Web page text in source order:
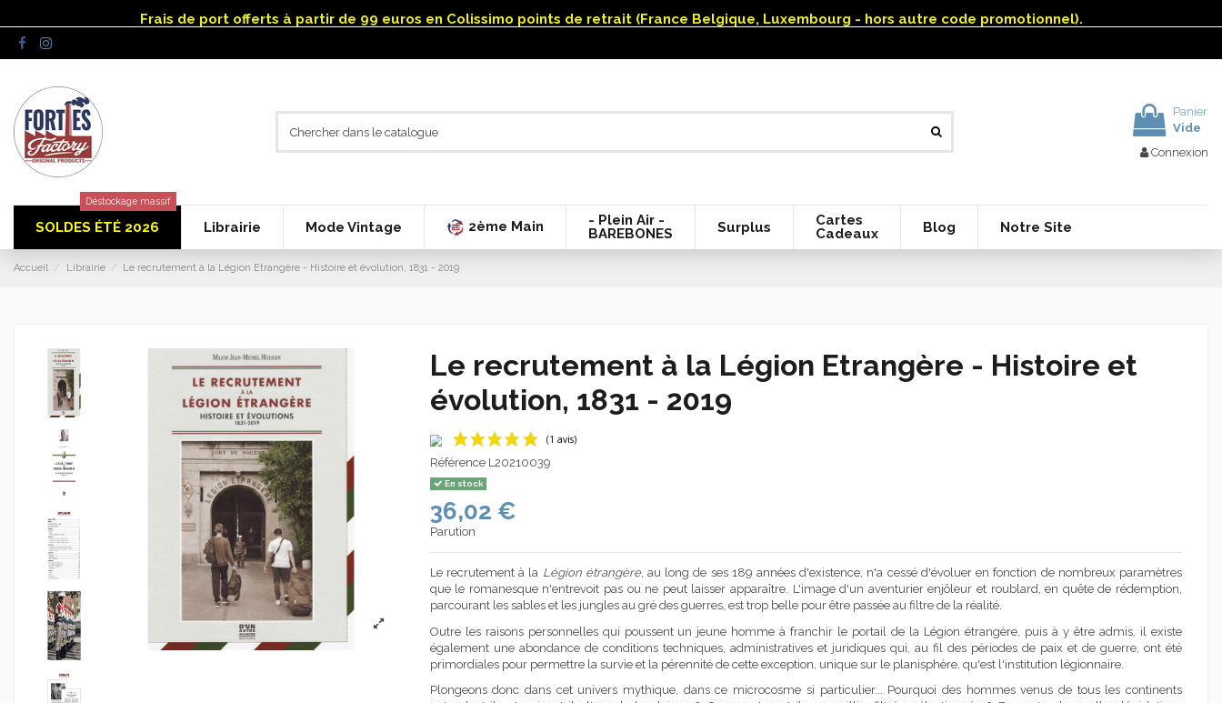
Frais de port offerts à partir de 99 euros en Colissimo points de retrait (France Belgique, Luxembourg - hors autre code promotionnel).
Panier
Vide
Connexion
SOLDES ÉTÉ 2026
Déstockage massif
Librairie Mode Vintage 2ème Main
- Plein Air -
BAREBONES
Surplus
Cartes
Cadeaux
Blog Notre Site
Accueil Librairie Le recrutement à la Légion Etrangère - Histoire et évolution, 1831 - 2019
Le recrutement à la Légion Etrangère - Histoire et
évolution, 1831 - 2019
Référence L20210039
En stock
36,02 €
Parution
Le recrutement à la Légion étrangère, au long de ses 189 années d'existence, n'a cessé d'évoluer en fonction de nombreux paramètres
que le romanesque n'entrevoit pas ou ne peut laisser apparaître. L'image d'un aventurier enjôleur et roublard, en quête de rédemption,
parcourant les sables et les jungles au gré des guerres, est trop belle pour être passée au filtre de la réalité.
Outre les raisons personnelles qui poussent un jeune homme à franchir le portail de la Légion étrangère, puis à y être admis, il existe
également une abondance de conditions techniques, administratives et juridiques qui, au fil des périodes de paix et de guerre, ont été
primordiales pour permettre la survie et la pérennité de cette exception, unique sur le planisphère, qu'est l'institution légionnaire.
Plongeons donc dans cet univers mythique, dans ce microcosme si particulier... Pourquoi des hommes venus de tous les continents